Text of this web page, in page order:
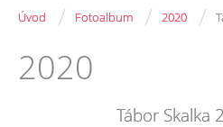
Úvod / Fotoalbum / 2020 /
2020
Tábor Skalka